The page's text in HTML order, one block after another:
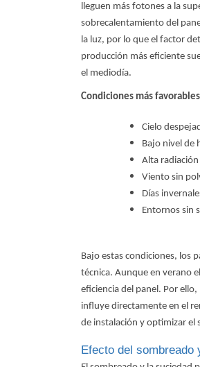
lleguen más fotones a la
sobrecalentamiento del
la luz, por lo que el factor
producción más eficiente
el mediodía.
Condiciones más
Cielo
Bajo nivel de
Alta
Viento sin
Días
Entornos sin
Bajo estas condiciones, los
técnica. Aunque en verano
eficiencia del panel. Por
influye directamente en el
de instalación y optimizar el
Efecto del sombreado